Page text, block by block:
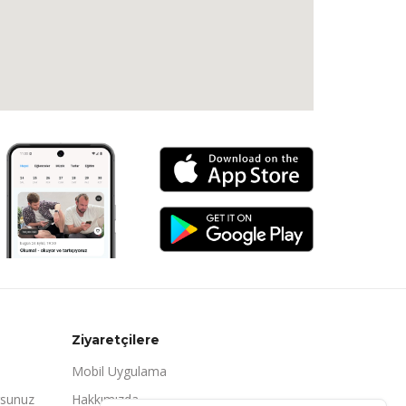
Ziyaretçilere
Mobil Uygulama
Hakkımızda